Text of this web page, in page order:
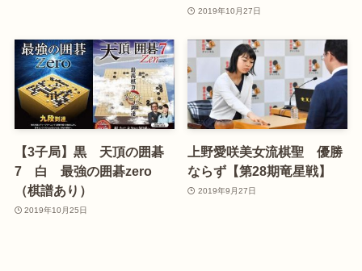
2019年10月27日
【3子局】黒 天頂の囲碁
7 白 最強の囲碁zero
（棋譜あり）
2019年10月25日
上野愛咲美女流棋聖 優勝
ならず【第28期竜星戦】
2019年9月27日